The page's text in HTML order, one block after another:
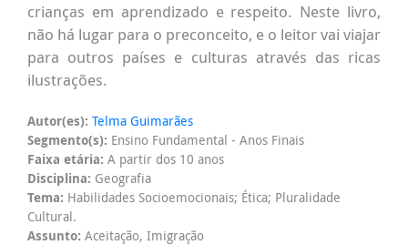
crianças em aprendizado e respeito. Neste livro,
não há lugar para o preconceito, e o leitor vai viajar
para outros países e culturas através das ricas
ilustrações.
Autor(es): Telma Guimarães
Segmento(s): Ensino Fundamental - Anos Finais
Faixa etária: A partir dos 10 anos
Disciplina: Geografia
Tema: Habilidades Socioemocionais; Ética; Pluralidade
Cultural.
Assunto: Aceitação, Imigração